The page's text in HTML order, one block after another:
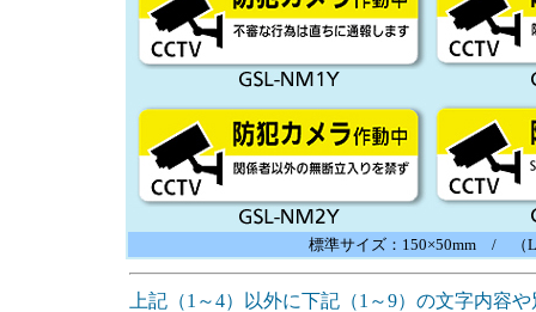
標準サイズ：150×50mm / （
上記（1～4）以外に下記（1～9）の文字内容